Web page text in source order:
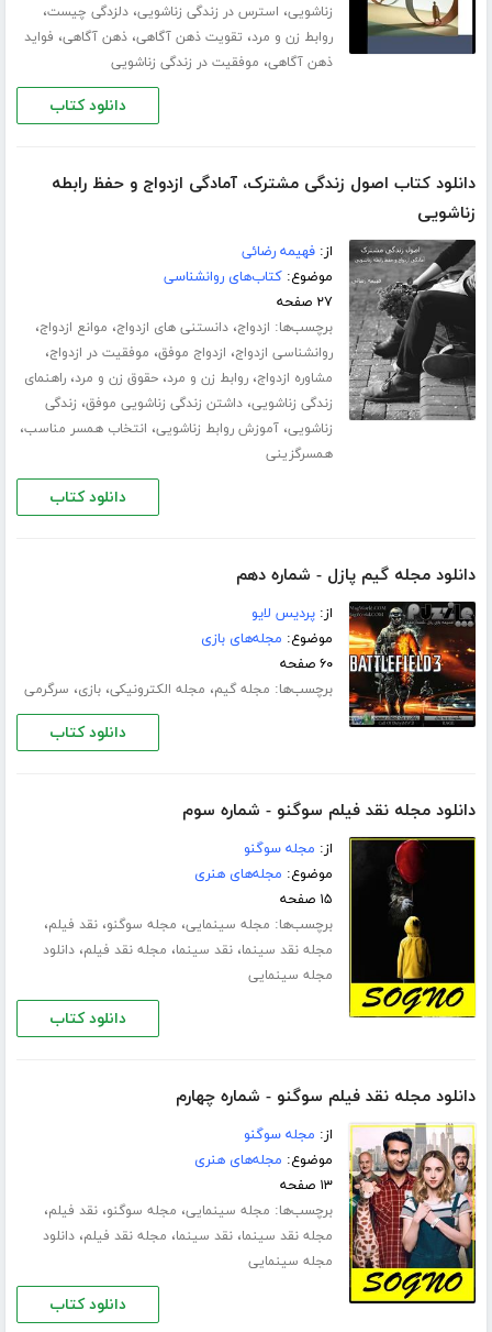
زناشویی، استرس در زندگی زناشویی،دلزدگی چیست،
روابط زن و مرد، تقویت ذهن آگاهی،ذهن آگاهی، فواید
ذهن آگاهی، موفقیت در زندگی زناشویی
دانلود کتاب
دانلود کتاب اصول زندگی مشترک، آمادگی ازدواج و حفظ رابطه
زناشویی
از:فهیمه رضائی
موضوع:کتاب‌های روانشناسی
۲۷ صفحه
برچسب‌ها: ازدواج،دانستنی های ازدواج، موانع ازدواج،
روانشناسی ازدواج، ازدواج موفق، موفقیت در ازدواج،
مشاوره ازدواج،روابط زن و مرد،حقوق زن و مرد،راهنمای
زندگی زناشویی،داشتن زندگی زناشویی موفق، زندگی
زناشویی،آموزش روابط زناشویی، انتخاب همسر مناسب،
همسرگزینی
دانلود کتاب
دانلود مجله گیم پازل - شماره دهم
از:پردیس لایو
موضوع: مجله‌های بازی
۶۰ صفحه
برچسب‌ها: مجله گیم، مجله الکترونیکی،بازی، سرگرمی
دانلود کتاب
دانلود مجله نقد فیلم سوگنو - شماره سوم
از: مجله سوگنو
موضوع: مجله‌های هنری
۱۵ صفحه
برچسب‌ها: مجله سینمایی، مجله سوگنو،نقد فیلم،
مجله نقد سینما،نقد سینما، مجله نقد فیلم،دانلود
مجله سینمایی
دانلود کتاب
دانلود مجله نقد فیلم سوگنو - شماره چهارم
از: مجله سوگنو
موضوع: مجله‌های هنری
۱۳ صفحه
برچسب‌ها: مجله سینمایی، مجله سوگنو،نقد فیلم،
مجله نقد سینما،نقد سینما، مجله نقد فیلم،دانلود
مجله سینمایی
دانلود کتاب